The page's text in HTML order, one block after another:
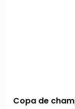
Copa de